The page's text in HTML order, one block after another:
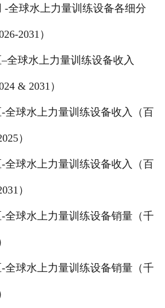
球水上力量训练设备各细分
2031）
球水上力量训练设备收入
& 2031）
球水上力量训练设备收入（百
）
球水上力量训练设备收入（百
）
球水上力量训练设备销量（千
球水上力量训练设备销量（千